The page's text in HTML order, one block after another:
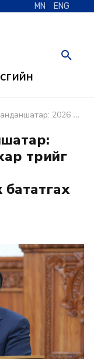
MN ENG
хумьж, сахилга бат, хариуцлагыг чангалж бататгах шинэ алхам
төрийг